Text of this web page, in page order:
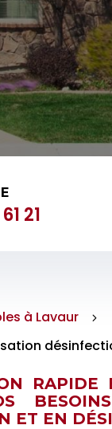
21
à Lavaur 5
RAPIDE
ET EN